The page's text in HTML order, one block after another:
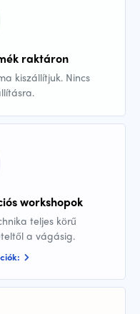
raktáron
kiszállítjuk. Nincs
workshopok
teljes körű
a vágásig.